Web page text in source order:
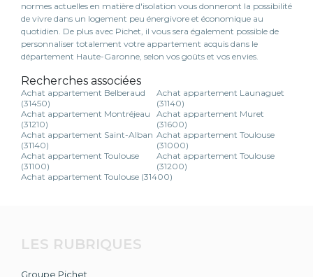
normes actuelles en matière d'isolation vous donneront la possibilité
de vivre dans un logement peu énergivore et économique au
quotidien. De plus avec Pichet, il vous sera également possible de
personnaliser totalement votre appartement acquis dans le
département Haute-Garonne, selon vos goûts et vos envies.
Recherches associées
Achat appartement Belberaud
(31450)
Achat appartement Launaguet
(31140)
Achat appartement Montréjeau
(31210)
Achat appartement Muret
(31600)
Achat appartement Saint-Alban
(31140)
Achat appartement Toulouse
(31000)
Achat appartement Toulouse
(31100)
Achat appartement Toulouse
(31200)
Achat appartement Toulouse (31400)
LES RUBRIQUES
Groupe Pichet